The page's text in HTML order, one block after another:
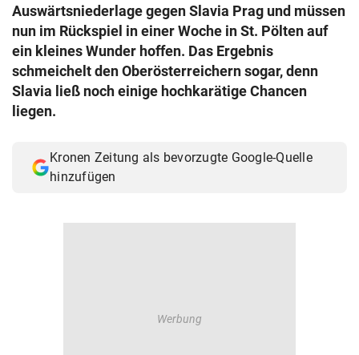
© Krone Multimedia GmbH & Co KG 2026
Muthgasse 2, 1190 Wien
Auswärtsniederlage gegen Slavia Prag und müssen
nun im Rückspiel in einer Woche in St. Pölten auf
ein kleines Wunder hoffen. Das Ergebnis
schmeichelt den Oberösterreichern sogar, denn
Slavia ließ noch einige hochkarätige Chancen
liegen.
Kronen Zeitung als bevorzugte Google-Quelle
hinzufügen